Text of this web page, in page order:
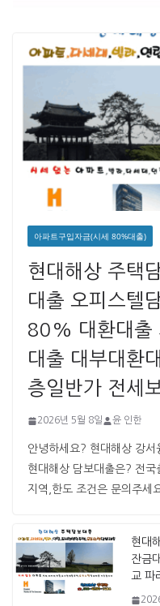
아파트구입자금(시세 80%대출)
현대해상 주택
대출 오피스텔
80% 대환대출
대출 대부대환
층일반가 전세
2026년 5월 8일 윤 인한
안녕하세요? 현대해상 강서
현대해상 담보대출은? 전
지역,한도 조건은 문의주
현대
잔금
교 파